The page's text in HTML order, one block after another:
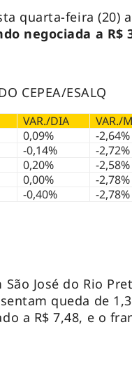
quarta-feira (20)
negociada a R$
CEPEA/ESALQ
VAR./DIA VAR./
0,09% -2,64%
-0,14% -2,72%
0,20% -2,58%
0,00% -2,78%
-0,40% -2,78%
José do Rio
queda de
a R$ 7,48, e o